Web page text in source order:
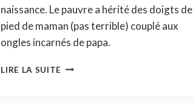
naissance. Le pauvre a hérité des doigts de
pied de maman (pas terrible) couplé aux
ongles incarnés de papa.
LIRE LA SUITE ONGLES